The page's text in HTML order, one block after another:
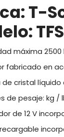
T-
máxima
fabricado en
de cristal
de pesaje: kg /
de 12 V